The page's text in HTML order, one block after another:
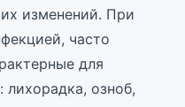
изменений. При
часто
для
лихорадка, озноб,